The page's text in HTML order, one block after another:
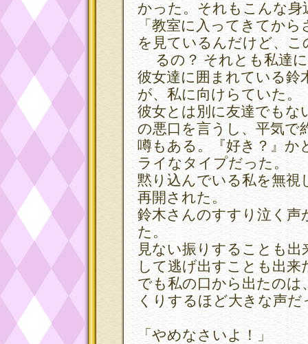
かった。それもこんな
「教室に入ってきてか
を見ているんだけど、こ
るの？ それとも私達
彼女達に囲まれている鈴
が、私に向けらていた。
彼女とは別に友達でもな
の悪口を言うし、平気で
噂もある。『好き？』か
ライなタイプだった。
黙り込んでいる私を無視
再開された。
鈴木さんのすすり泣く声
た。
見ない振りすることも出
して逃げ出すことも出来
でも私の口から出たのは
くりするほど大きな声だ
「やめなさいよ！」